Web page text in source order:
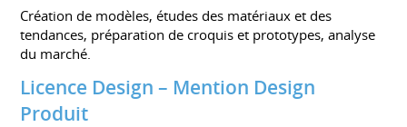
Création de modèles, études des matériaux et des
tendances, préparation de croquis et prototypes, analyse
du marché.
Licence Design – Mention Design
Produit